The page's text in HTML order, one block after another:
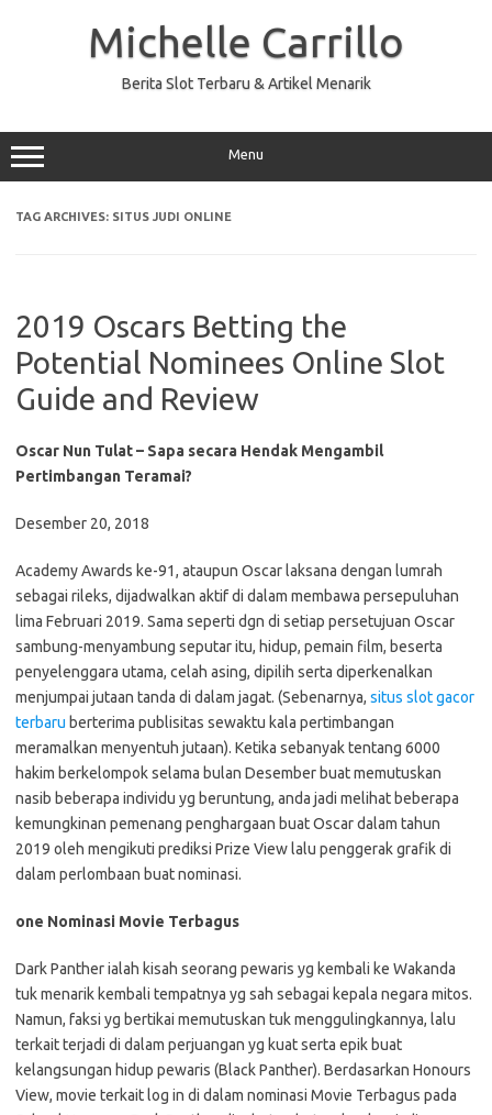
Michelle Carrillo
Berita Slot Terbaru & Artikel Menarik
Menu
TAG ARCHIVES: SITUS JUDI ONLINE
2019 Oscars Betting the
Potential Nominees Online Slot
Guide and Review
Oscar Nun Tulat – Sapa secara Hendak Mengambil
Pertimbangan Teramai?
Desember 20, 2018
Academy Awards ke-91, ataupun Oscar laksana dengan lumrah
sebagai rileks, dijadwalkan aktif di dalam membawa persepuluhan
lima Februari 2019. Sama seperti dgn di setiap persetujuan Oscar
sambung-menyambung seputar itu, hidup, pemain film, beserta
penyelenggara utama, celah asing, dipilih serta diperkenalkan
menjumpai jutaan tanda di dalam jagat. (Sebenarnya, situs slot gacor
terbaru berterima publisitas sewaktu kala pertimbangan
meramalkan menyentuh jutaan). Ketika sebanyak tentang 6000
hakim berkelompok selama bulan Desember buat memutuskan
nasib beberapa individu yg beruntung, anda jadi melihat beberapa
kemungkinan pemenang penghargaan buat Oscar dalam tahun
2019 oleh mengikuti prediksi Prize View lalu penggerak grafik di
dalam perlombaan buat nominasi.
one Nominasi Movie Terbagus
Dark Panther ialah kisah seorang pewaris yg kembali ke Wakanda
tuk menarik kembali tempatnya yg sah sebagai kepala negara mitos.
Namun, faksi yg bertikai memutuskan tuk menggulingkannya, lalu
terkait terjadi di dalam perjuangan yg kuat serta epik buat
kelangsungan hidup pewaris (Black Panther). Berdasarkan Honours
View, movie terkait log in di dalam nominasi Movie Terbagus pada